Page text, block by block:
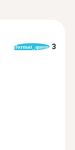
format_quote 3